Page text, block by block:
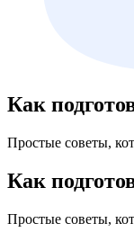
Как
Простые советы,
Как
Простые советы,